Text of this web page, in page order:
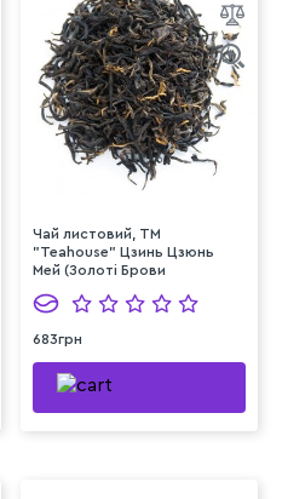
Чай листовий, ТМ
"Teahouse" Цзинь Цзюнь
Мей (Золоті Брови
683грн